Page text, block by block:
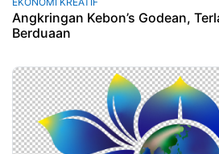
Angkringan Kebon’s Godean,
Berduaan